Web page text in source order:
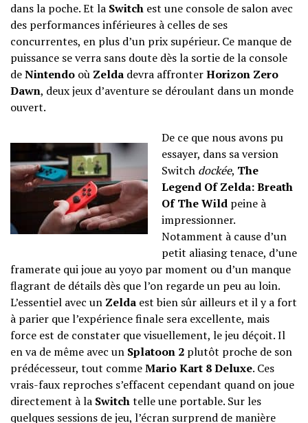
dans la poche. Et la Switch est une console de salon avec
des performances inférieures à celles de ses
concurrentes, en plus d’un prix supérieur. Ce manque de
puissance se verra sans doute dès la sortie de la console
deNintendo où Zelda devra affronterHorizon Zero
Dawn, deux jeux d’aventure se déroulant dans un monde
ouvert.
De ce que nous avons pu
essayer, dans sa version
Switch dockée, The
Legend Of Zelda: Breath
Of The Wild peine à
impressionner.
Notamment à cause d’un
petit aliasing tenace, d’une
framerate qui joue au yoyo par moment ou d’un manque
flagrant de détails dès que l’on regarde un peu au loin.
L’essentiel avec un Zelda est bien sûr ailleurs et il y a fort
à parier que l’expérience finale sera excellente, mais
force est de constater que visuellement, le jeu déçoit. Il
en va de même avec un Splatoon 2 plutôt proche de son
prédécesseur, tout commeMario Kart 8 Deluxe. Ces
vrais-faux reproches s’effacent cependant quand on joue
directement à la Switchtelle une portable. Sur les
quelques sessions de jeu, l’écran surprend de manière